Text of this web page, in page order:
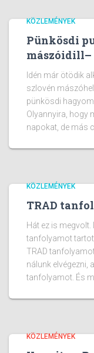
KÖZLEMÉNYEK
Pünkösdi
mászóidill–
Idén már ötödik
szlovén
pünkösdi
Olyannyira, hogy
napokat, de más
KÖZLEMÉNYEK
TRAD
Hát ez is
tanfolyamot
TRAD
nálunk elvégezni,
tanfolyamot. És
KÖZLEMÉNYEK